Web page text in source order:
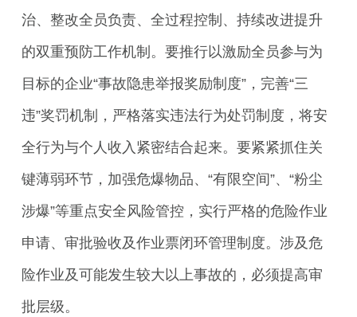
治、整改全员负责、全过程控制、持续改进提升
的双重预防工作机制。要推行以激励全员参与为
目标的企业“事故隐患举报奖励制度”，完善“三
违”奖罚机制，严格落实违法行为处罚制度，将安
全行为与个人收入紧密结合起来。要紧紧抓住关
键薄弱环节，加强危爆物品、“有限空间”、“粉尘
涉爆”等重点安全风险管控，实行严格的危险作业
申请、审批验收及作业票闭环管理制度。涉及危
险作业及可能发生较大以上事故的，必须提高审
批层级。